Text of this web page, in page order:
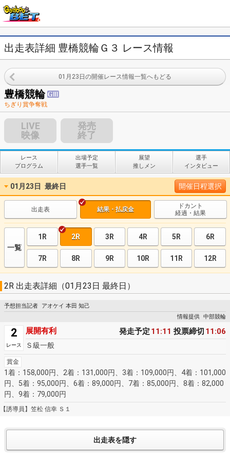
出走表詳細 豊橋競輪Ｇ３ レース情報
01月23日の開催レース情報一覧へもどる
豊橋競輪
ちぎり賞争奪戦
LIVE
映像
発売
終了
レース
プログラム
出場予定
選手一覧
展望
推しメン
選手
インタビュー
01月23日 最終日 開催日程選択
出走表 結果・払戻金
ドカント
経過・結果
一覧
1R 2R 3R 4R 5R 6R
7R 8R 9R 10R 11R 12R
2R 出走表詳細（01月23日 最終日）
予想担当記者
アオケイ 本田 知己
情報提供 中部競輪
2
レース
展開有利 発走予定 11:11 投票締切 11:06
Ｓ級一般
賞金
1着：158,000円、2着：131,000円、3着：109,000円、4着：101,000
円、5着：95,000円、6着：89,000円、7着：85,000円、8着：82,000
円、9着：79,000円
【誘導員】笠松 信幸 Ｓ１